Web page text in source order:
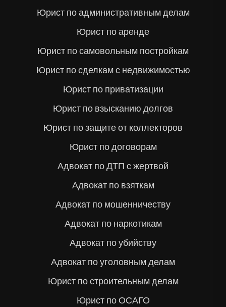
Юрист по административным делам
Юрист по аренде
Юрист по самовольным постройкам
Юрист по сделкам с недвижимостью
Юрист по приватизации
Юрист по взысканию долгов
Юрист по защите от коллекторов
Юрист по договорам
Адвокат по ДТП с жертвой
Адвокат по взяткам
Адвокат по мошенничеству
Адвокат по наркотикам
Адвокат по убийству
Адвокат по уголовным делам
Юрист по строительным делам
Юрист по ОСАГО